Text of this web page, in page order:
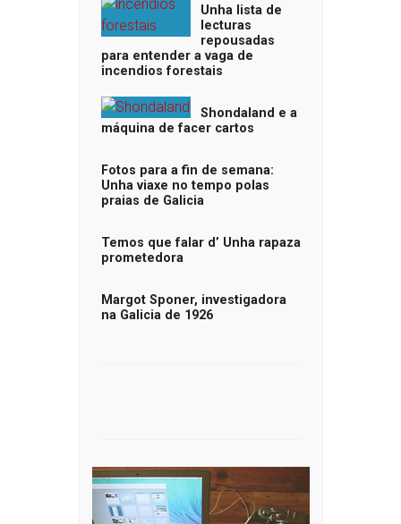
Unha lista de
lecturas
repousadas
para entender a vaga de
incendios forestais
Shondaland e a
máquina de facer cartos
Fotos para a fin de semana:
Unha viaxe no tempo polas
praias de Galicia
Temos que falar d’ Unha rapaza
prometedora
Margot Sponer, investigadora
na Galicia de 1926